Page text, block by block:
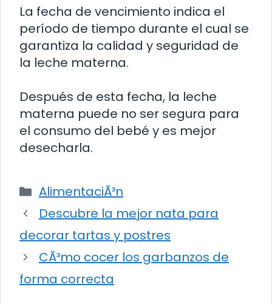
La fecha de vencimiento indica el
período de tiempo durante el cual se
garantiza la calidad y seguridad de
la leche materna.
Después de esta fecha, la leche
materna puede no ser segura para
el consumo del bebé y es mejor
desecharla.
Categorías
AlimentaciÃ³n
Descubre la mejor nata para
decorar tartas y postres
CÃ³mo cocer los garbanzos de
forma correcta